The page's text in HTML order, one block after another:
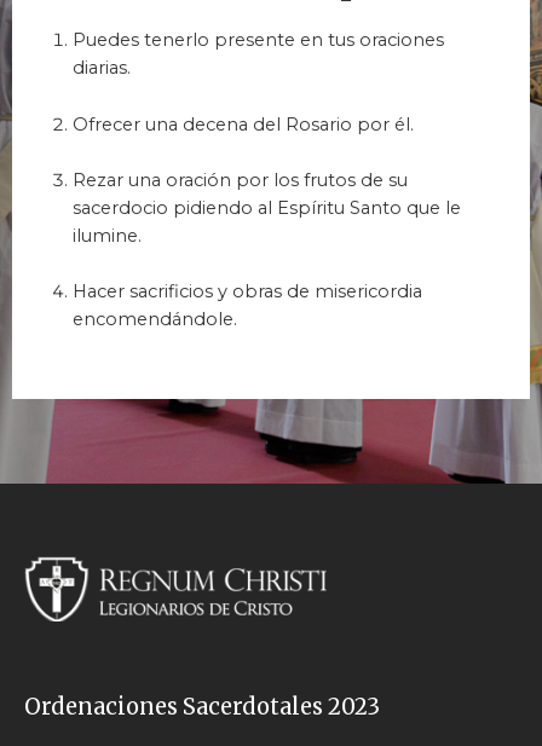
Puedes tenerlo presente en tus oraciones
diarias.
Ofrecer una decena del Rosario por él.
Rezar una oración por los frutos de su
sacerdocio pidiendo al Espíritu Santo que le
ilumine.
Hacer sacrificios y obras de misericordia
encomendándole.
Ordenaciones Sacerdotales 2023